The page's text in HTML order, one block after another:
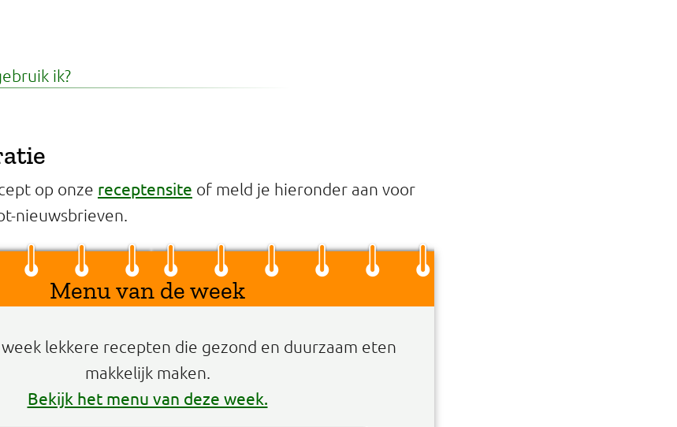
ik?
op onze receptensite of meld je hieronder aan voor
nieuwsbrieven.
Menu van de week
lekkere recepten die gezond en duurzaam eten
makkelijk maken.
Bekijk het menu van deze week.